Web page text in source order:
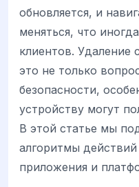
обновляется, и
меняться, что
клиентов.
это не только
безопасности,
устройству могут
В этой статье мы
алгоритмы
приложения и